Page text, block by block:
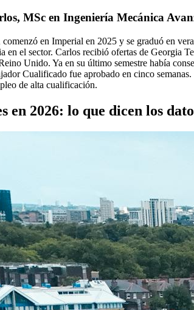
MSc en Ingeniería Mecánica
en Imperial en 2025 y se graduó en
en el sector. Carlos recibió ofertas de
Unido. Ya en su último semestre había
Cualificado fue aprobado en cinco
de alta cualificación.
en 2026: lo que dicen los